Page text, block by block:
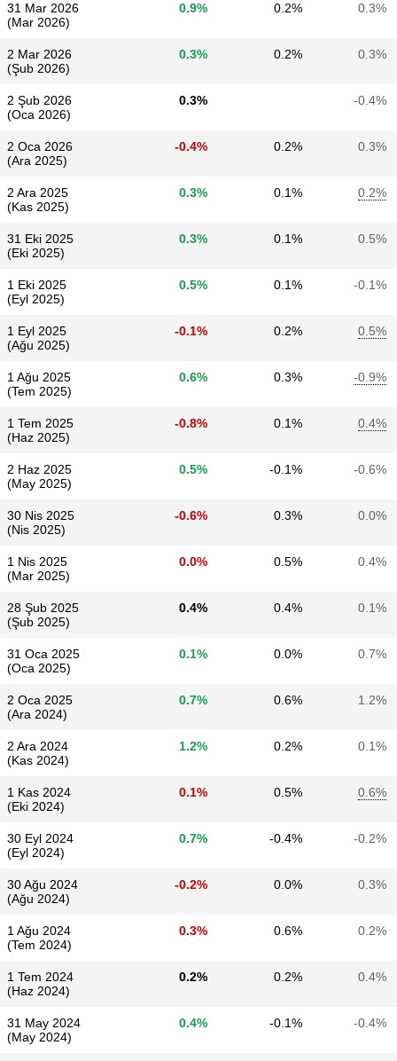
31 Mar 2026
(Mar 2026)
0.9% 0.2% 0.3%
2 Mar 2026
(Şub 2026)
0.3% 0.2% 0.3%
2 Şub 2026
(Oca 2026)
0.3% -0.4%
2 Oca 2026
(Ara 2025)
-0.4% 0.2% 0.3%
2 Ara 2025
(Kas 2025)
0.3% 0.1% 0.2%
31 Eki 2025
(Eki 2025)
0.3% 0.1% 0.5%
1 Eki 2025
(Eyl 2025)
0.5% 0.1% -0.1%
1 Eyl 2025
(Ağu 2025)
-0.1% 0.2% 0.5%
1 Ağu 2025
(Tem 2025)
0.6% 0.3% -0.9%
1 Tem 2025
(Haz 2025)
-0.8% 0.1% 0.4%
2 Haz 2025
(May 2025)
0.5% -0.1% -0.6%
30 Nis 2025
(Nis 2025)
-0.6% 0.3% 0.0%
1 Nis 2025
(Mar 2025)
0.0% 0.5% 0.4%
28 Şub 2025
(Şub 2025)
0.4% 0.4% 0.1%
31 Oca 2025
(Oca 2025)
0.1% 0.0% 0.7%
2 Oca 2025
(Ara 2024)
0.7% 0.6% 1.2%
2 Ara 2024
(Kas 2024)
1.2% 0.2% 0.1%
1 Kas 2024
(Eki 2024)
0.1% 0.5% 0.6%
30 Eyl 2024
(Eyl 2024)
0.7% -0.4% -0.2%
30 Ağu 2024
(Ağu 2024)
-0.2% 0.0% 0.3%
1 Ağu 2024
(Tem 2024)
0.3% 0.6% 0.2%
1 Tem 2024
(Haz 2024)
0.2% 0.2% 0.4%
31 May 2024
(May 2024)
0.4% -0.1% -0.4%